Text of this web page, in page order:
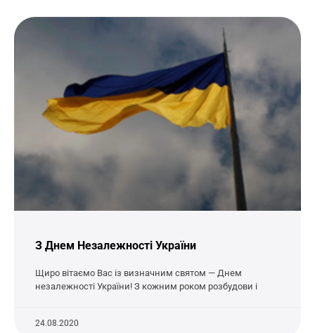
З Днем Незалежності України
Щиро вітаємо Вас із визначним святом — Днем
незалежності України! З кожним роком розбудови і
24.08.2020